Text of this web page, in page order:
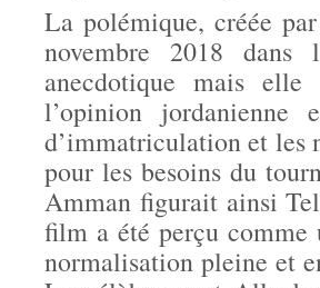
La polémique, créée
novembre 2018 dans
anecdotique mais
l’opinion jordanienne
d’immatriculation et les
pour les besoins du
Amman figurait ainsi
film a été perçu comme
normalisation pleine et